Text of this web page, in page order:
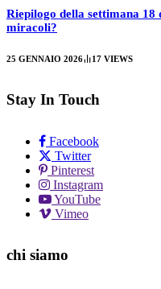
Riepilogo della settimana 18
miracoli?
25 GENNAIO 2026 17 VIEWS
Stay In Touch
Facebook
Twitter
Pinterest
Instagram
YouTube
Vimeo
chi siamo